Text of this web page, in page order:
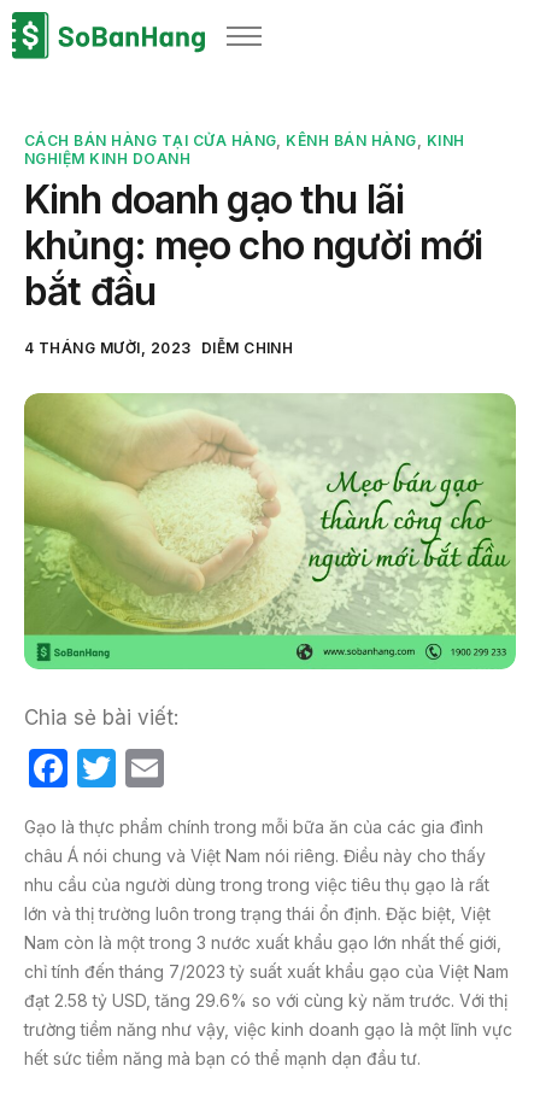
Sản phẩm
Bảng giá
Blog
Thông tin thuế
Về chúng tôi
CÁCH BÁN HÀNG TẠI CỬA HÀNG, KÊNH BÁN HÀNG, KINH
NGHIỆM KINH DOANH
Kinh doanh gạo thu lãi
khủng: mẹo cho người mới
bắt đầu
4 THÁNG MƯỜI, 2023 DIỄM CHINH
Chia sẻ bài viết:
F
c
e
b
o
o
k
T
w
itt
er
ail
Gạo là thực phẩm chính trong mỗi bữa ăn của các gia đình
châu Á nói chung và Việt Nam nói riêng. Điều này cho thấy
nhu cầu của người dùng trong trong việc tiêu thụ gạo là rất
lớn và thị trường luôn trong trạng thái ổn định. Đặc biệt, Việt
Nam còn là một trong 3 nước xuất khẩu gạo lớn nhất thế giới,
chỉ tính đến tháng 7/2023 tỷ suất xuất khẩu gạo của Việt Nam
đạt 2.58 tỷ USD, tăng 29.6% so với cùng kỳ năm trước. Với thị
trường tiềm năng như vậy, việc kinh doanh gạo là một lĩnh vực
hết sức tiềm năng mà bạn có thể mạnh dạn đầu tư.